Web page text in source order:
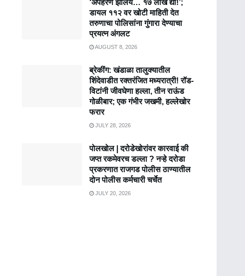
‘अपहरण झालंय… १७ लाख द्या!’;
डायल ११२ वर खोटी माहिती देत
तरुणाचा पोलिसांना गुंगारा देण्याचा
प्रयत्न अंगलट
AUGUST 8, 2026
ब्रेकींग: खंडाळा तालुक्यातील
शिंदेवाडीत रक्तरंजित मध्यरात्री! रॉड-
विटांनी जीवघेणा हल्ला, तीन राऊंड
गोळीबार; एक गंभीर जखमी, हल्लेखोर
फरार
JULY 28, 2026
पोलखोल | दरोडेखोरांवर कारवाई की
जप्त रकमेवरच डल्ला ? नऱ्हे दरोडा
प्रकरणात राजगड पोलीस ठाण्यातील
दोन पोलीस कर्मचारी चर्चेत
JULY 20, 2026